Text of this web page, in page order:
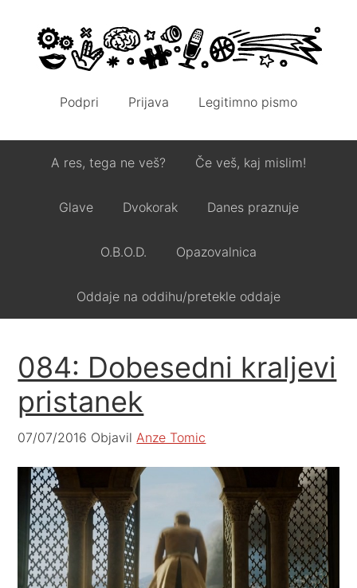
Podpri Prijava Legitimno pismo
A res, tega ne veš? Če veš, kaj mislim!
Glave Dvokorak Danes praznuje
O.B.O.D. Opazovalnica
Oddaje na oddihu/pretekle oddaje
084: Dobesedni kraljevi
pristanek
07/07/2016 ObjavilAnze Tomic